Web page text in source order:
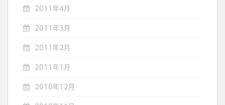
2011年4月
2011年3月
2011年2月
2011年1月
2010年12月